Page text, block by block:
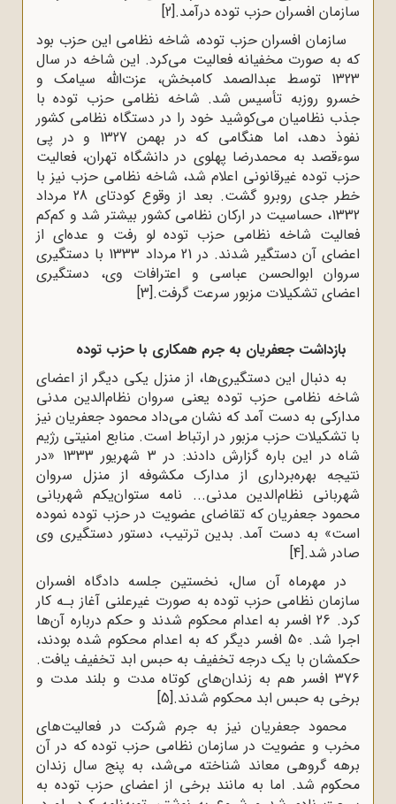
سازمان افسران حزب توده درآمد.[2]
سازمان افسران حزب توده، شاخه نظامی این حزب بود
که به صورت مخفیانه فعالیت می‌کرد. این شاخه در سال
1323 توسط عبدالصمد کامبخش، عزت‌الله سیامک و
خسرو روزبه تأسیس شد. شاخه نظامی حزب توده با
جذب نظامیان می‌کوشید خود را در دستگاه نظامی کشور
نفوذ دهد، اما هنگامی که در بهمن 1327 و در پی
سوءقصد به محمدرضا پهلوی در دانشگاه تهران، فعالیت
حزب توده غیرقانونی اعلام شد، شاخه نظامی حزب نیز با
خطر جدی روبرو گشت. بعد از وقوع کودتای 28 مرداد
1332، حساسیت در ارکان نظامی کشور بیشتر شد و کم‌کم
فعالیت شاخه نظامی حزب توده لو رفت و عده‌ای از
اعضای آن دستگیر شدند. در 21 مرداد 1333 با دستگیری
سروان ابوالحسن عباسی و اعترافات وی، دستگیری
اعضای تشکیلات مزبور سرعت گرفت.[3]
بازداشت جعفریان به جرم همکاری با حزب توده
به دنبال این دستگیری‌ها، از منزل یکی دیگر از اعضای
شاخه نظامی حزب توده یعنی سروان نظام‌الدین مدنی
مدارکی به دست آمد که نشان می‌داد محمود جعفریان نیز
با تشکیلات حزب مزبور در ارتباط است. منابع امنیتی رژیم
شاه در این باره گزارش دادند: در 3 شهریور 1333 «در
نتیجه بهره‌برداری از مدارک مکشوفه از منزل سروان
شهربانی نظام‌الدین مدنی... نامه ستوان‌یکم شهربانی
محمود جعفریان که تقاضای عضویت در حزب توده نموده
است» به دست آمد. بدین ترتیب، دستور دستگیری وی
صادر شد.[4]
در مهرماه آن سال، نخستین جلسه دادگاه افسران
سازمان نظامی حزب توده به صورت غیرعلنی آغاز بـه کار
کرد. 26 افسر به اعدام محکوم شدند و حکم درباره آن‌ها
اجرا شد. 50 افسر دیگر که به اعدام محکوم شده بودند،
حکمشان با یک درجه تخفیف به حبس ابد تخفیف یافت.
376 افسر هم به زندان‌های کوتاه مدت و بلند مدت و
برخی به حبس ابد محکوم شدند.[5]
محمود جعفریان نیز به جرم شرکت در فعالیت‌های
مخرب و عضویت در سازمان نظامی حزب توده که در آن
برهه گروهی معاند شناخته می‌شد، به پنج سال زندان
محکوم شد. اما به مانند برخی از اعضای حزب توده به